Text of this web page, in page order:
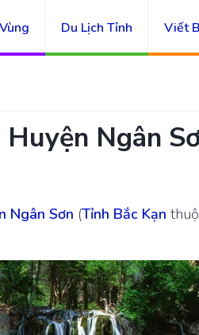
Du Lịch Tỉnh Viết
Ngân
Ngân Sơn (Tỉnh Bắc Kạn